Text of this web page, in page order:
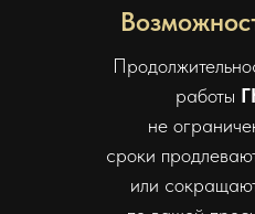
работы
не
сроки
или